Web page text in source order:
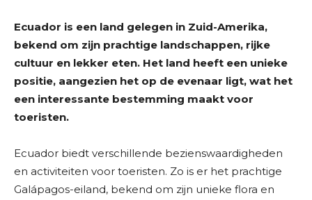
Ecuador is een land gelegen in Zuid-Amerika,
bekend om zijn prachtige landschappen, rijke
cultuur en lekker eten. Het land heeft een unieke
positie, aangezien het op de evenaar ligt, wat het
een interessante bestemming maakt voor
toeristen.
Ecuador biedt verschillende bezienswaardigheden
en activiteiten voor toeristen. Zo is er het prachtige
Galápagos-eiland, bekend om zijn unieke flora en